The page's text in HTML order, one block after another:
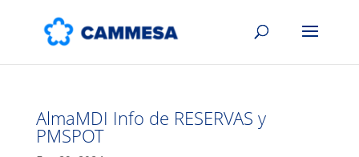
AlmaMDI Info de RESERVAS y
PMSPOT